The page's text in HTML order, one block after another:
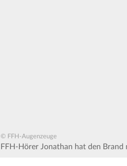
© FFH-Augenzeuge
FFH-Hörer Jonathan hat den